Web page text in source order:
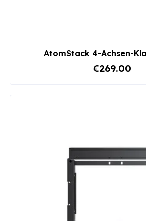
AtomStack 4-Achsen-
€269.00